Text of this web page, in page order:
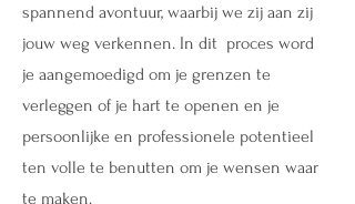
spannend avontuur, waarbij we zij aan zij
jouw weg verkennen. In dit proces word
je aangemoedigd om je grenzen te
verleggen of je hart te openen en je
persoonlijke en professionele potentieel
ten volle te benutten om je wensen waar
te maken.